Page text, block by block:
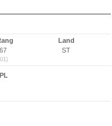
Land
ST